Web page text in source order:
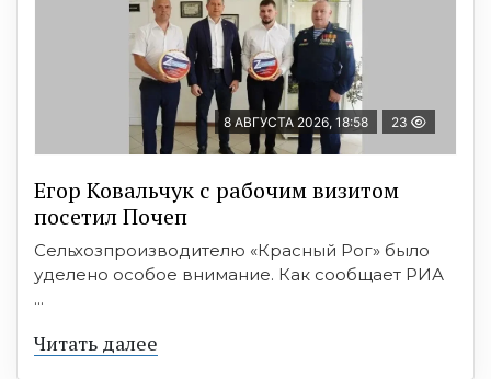
8 АВГУСТА 2026, 18:58 23
Егор Ковальчук с рабочим визитом
посетил Почеп
Сельхозпроизводителю «Красный Рог» было
уделено особое внимание. Как сообщает РИА
...
Читать далее